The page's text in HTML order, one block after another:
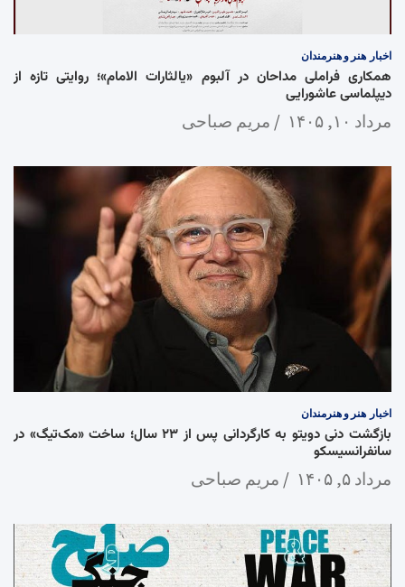
اخبار هنر و هنرمندان
همکاری فراملی مداحان در آلبوم «یالثارات الامام»؛ روایتی تازه از
دیپلماسی عاشورایی
مرداد ۱۰, ۱۴۰۵ مریم صباحی
اخبار هنر و هنرمندان
بازگشت دنی دویتو به کارگردانی پس از ۲۳ سال؛ ساخت «مک‌تیگ» در
سانفرانسیسکو
مرداد ۵, ۱۴۰۵ مریم صباحی